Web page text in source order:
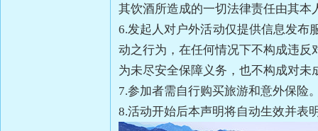
其饮酒所造成的一切法律责任由其
6.发起人对户外活动仅提供信息发布
动之行为，在任何情况下不构成违
为未尽安全保障义务，也不构成对
7.参加者需自行购买旅游和意外保险
8.活动开始后本声明将自动生效并表